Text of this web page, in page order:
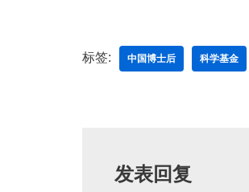
标签: 中国博士后 科学基金
发表回复